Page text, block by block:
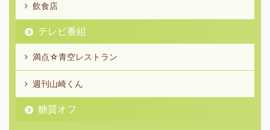
飲食店
テレビ番組
満点☆青空レストラン
週刊山崎くん
糖質オフ